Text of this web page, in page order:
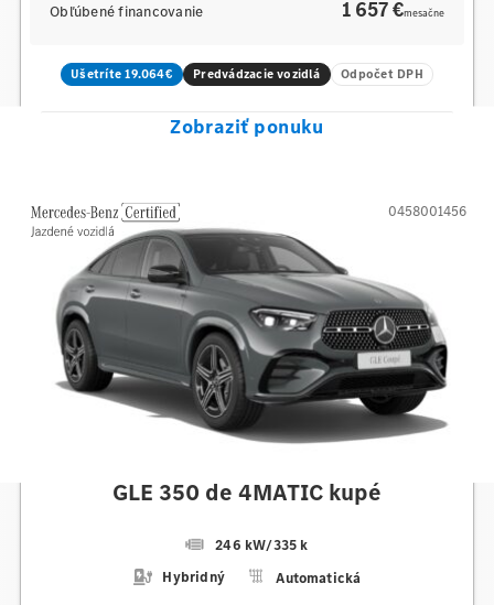
Obľúbené financovanie 1 657 €mesačne
Ušetríte 19.064€ Predvádzacie vozidlá Odpočet DPH
Zobraziť ponuku
GLE 350 de 4MATIC kupé
246 kW/335 k
Hybridný
Automatická
0458001456